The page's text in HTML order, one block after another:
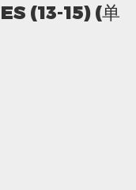
(13-15) (单